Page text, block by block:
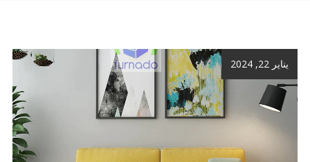
يناير 22, 2024